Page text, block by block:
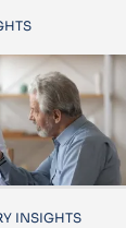
INSIGHTS